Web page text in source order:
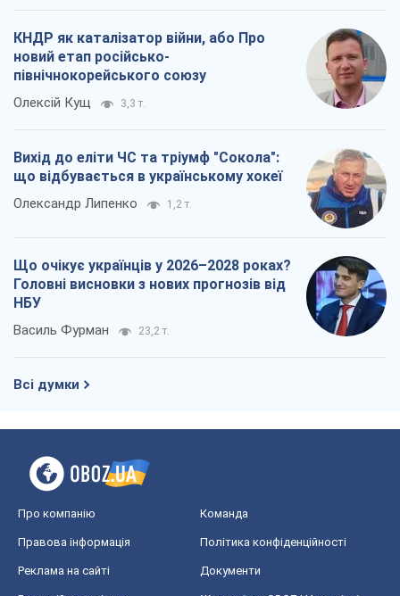
КНДР як каталізатор війни, або Про
новий етап російсько-
північнокорейського союзу
Олексій Кущ 3,3 т.
Вихід до еліти ЧС та тріумф "Сокола":
що відбувається в українському хокеї
Олександр Липенко 1,2 т.
Що очікує українців у 2026–2028 роках?
Головні висновки з нових прогнозів від
НБУ
Василь Фурман 23,2 т.
Всі думки
Про компанію Команда
Правова інформація Політика конфіденційності
Реклама на сайті Документи